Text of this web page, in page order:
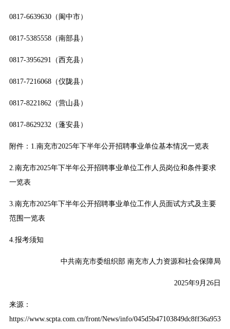
0817-6639630（阆中市）
0817-5385558（南部县）
0817-3956291（西充县）
0817-7216068（仪陇县）
0817-8221862（营山县）
0817-8629232（蓬安县）
附件：1.南充市2025年下半年公开招聘事业单位基本情况一览表
2.南充市2025年下半年公开招聘事业单位工作人员岗位和条件要求
一览表
3.南充市2025年下半年公开招聘事业单位工作人员面试方式及主要
范围一览表
4.报考须知
中共南充市委组织部 南充市人力资源和社会保障局
2025年9月26日
来源：
https://www.scpta.com.cn/front/News/info/045d5b47103849dc8ff36a953